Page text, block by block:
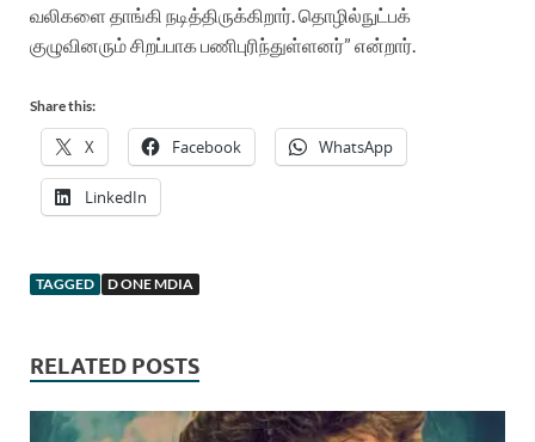
வலிகளை தாங்கி நடித்திருக்கிறார். தொழில்நுட்பக்
குழுவினரும் சிறப்பாக பணிபுரிந்துள்ளனர்” என்றார்.
Share this:
X Facebook WhatsApp
LinkedIn
TAGGED D ONE MDIA
RELATED POSTS